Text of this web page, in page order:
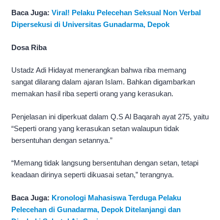
Baca Juga: Viral! Pelaku Pelecehan Seksual Non Verbal
Dipersekusi di Universitas Gunadarma, Depok
Dosa Riba
Ustadz Adi Hidayat menerangkan bahwa riba memang
sangat dilarang dalam ajaran Islam. Bahkan digambarkan
memakan hasil riba seperti orang yang kerasukan.
Penjelasan ini diperkuat dalam Q.S Al Baqarah ayat 275, yaitu
“Seperti orang yang kerasukan setan walaupun tidak
bersentuhan dengan setannya.”
“Memang tidak langsung bersentuhan dengan setan, tetapi
keadaan dirinya seperti dikuasai setan,” terangnya.
Baca Juga: Kronologi Mahasiswa Terduga Pelaku
Pelecehan di Gunadarma, Depok Ditelanjangi dan